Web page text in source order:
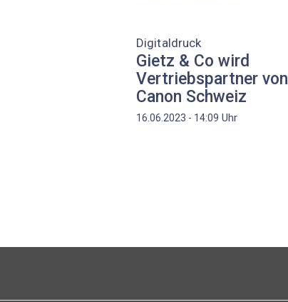
Digitaldruck
Gietz & Co wird
Vertriebspartner von
Canon Schweiz
16.06.2023 - 14:09 Uhr